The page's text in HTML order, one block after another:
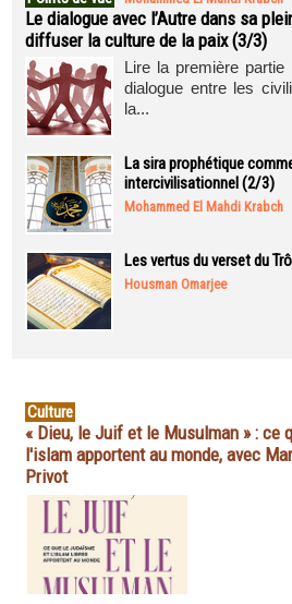
Le dialogue avec l’Autre dans sa
diffuser la culture de la paix (3/3)
Lire la première
dialogue entre les
la...
La sira prophétique
intercivilisationnel (2/3)
Mohammed El Mahdi Krabch
Les vertus du verset du
Housman Omarjee
Culture
« Dieu, le Juif et le Musulman » : ce
l'islam apportent au monde, avec
Privot